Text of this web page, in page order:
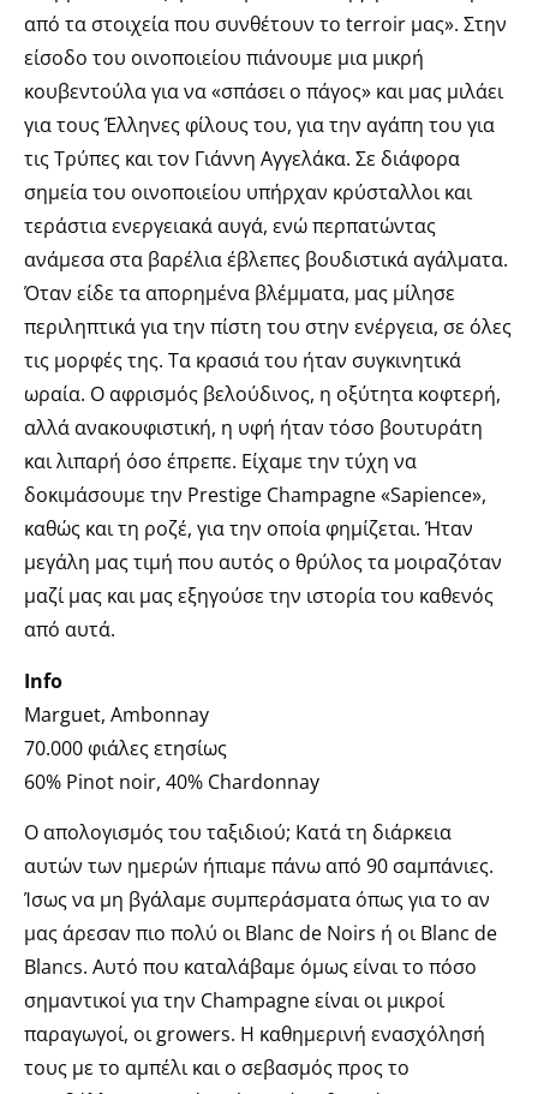
από τα στοιχεία που συνθέτουν το terroir μας». Στην
είσοδο του οινοποιείου πιάνουμε μια μικρή
κουβεντούλα για να «σπάσει ο πάγος» και μας μιλάει
για τους Έλληνες φίλους του, για την αγάπη του για
τις Τρύπες και τον Γιάννη Αγγελάκα. Σε διάφορα
σημεία του οινοποιείου υπήρχαν κρύσταλλοι και
τεράστια ενεργειακά αυγά, ενώ περπατώντας
ανάμεσα στα βαρέλια έβλεπες βουδιστικά αγάλματα.
Όταν είδε τα απορημένα βλέμματα, μας μίλησε
περιληπτικά για την πίστη του στην ενέργεια, σε όλες
τις μορφές της. Τα κρασιά του ήταν συγκινητικά
ωραία. Ο αφρισμός βελούδινος, η οξύτητα κοφτερή,
αλλά ανακουφιστική, η υφή ήταν τόσο βουτυράτη
και λιπαρή όσο έπρεπε. Είχαμε την τύχη να
δοκιμάσουμε την Prestige Champagne «Sapience»,
καθώς και τη ροζέ, για την οποία φημίζεται. Ήταν
μεγάλη μας τιμή που αυτός ο θρύλος τα μοιραζόταν
μαζί μας και μας εξηγούσε την ιστορία του καθενός
από αυτά.
Infο
Marguet, Ambonnay
70.000 φιάλες ετησίως
60% Pinot noir, 40% Chardonnay
Ο απολογισμός του ταξιδιού; Κατά τη διάρκεια
αυτών των ημερών ήπιαμε πάνω από 90 σαμπάνιες.
Ίσως να μη βγάλαμε συμπεράσματα όπως για το αν
μας άρεσαν πιο πολύ οι Blanc de Noirs ή οι Blanc de
Blancs. Αυτό που καταλάβαμε όμως είναι το πόσο
σημαντικοί για την Champagne είναι οι μικροί
παραγωγοί, οι growers. Η καθημερινή ενασχόλησή
τους με το αμπέλι και ο σεβασμός προς το